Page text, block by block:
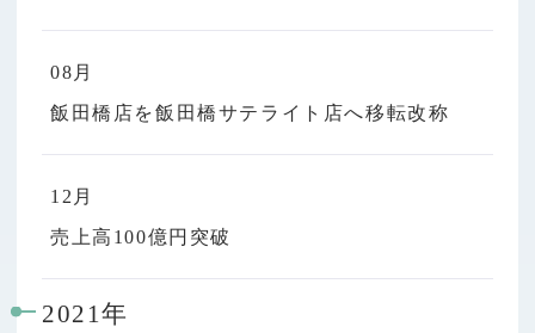
08月
飯田橋店を飯田橋サテライト店へ移転改称
12月
売上高100億円突破
2021年